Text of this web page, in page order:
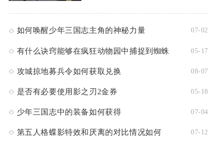
如何唤醒少年三国志主角的神秘力量 07-02
有什么诀窍能够在疯狂动物园中捕捉到蜘蛛 05-17
攻城掠地募兵令如何获取兑换 08-07
是否有必要使用影之刃2金券 05-18
少年三国志中的装备如何获得 07-04
第五人格蝶影特效和厌离的对比情况如何 07-12